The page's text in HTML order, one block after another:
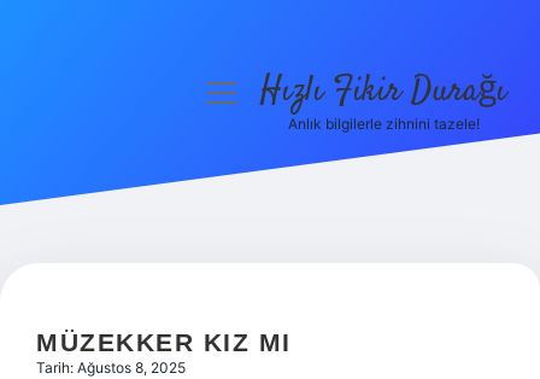
Hakkımızda
menüyüHızlı Fikir Durağı
Anlık bilgilerle zihnini tazele!
MÜZEKKER KIZ MI
Tarih: Ağustos 8, 2025